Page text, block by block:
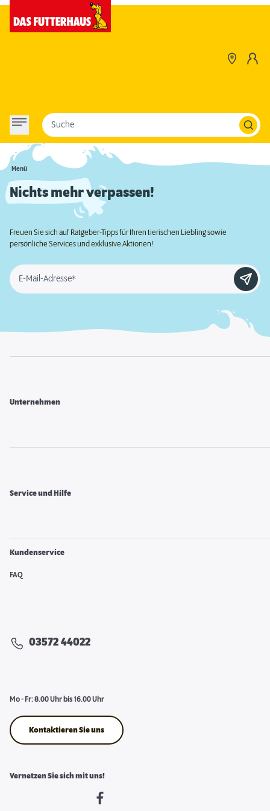
Menü
Suche
Nichts mehr verpassen!
Freuen Sie sich auf Ratgeber-Tipps für Ihren tierischen Liebling sowie
persönliche Services und exklusive Aktionen!
E-Mail-Adresse*
Unternehmen
Service und Hilfe
Kundenservice
FAQ
03572 44022
Mo - Fr: 8.00 Uhr bis 16.00 Uhr
Kontaktieren Sie uns
Vernetzen Sie sich mit uns!